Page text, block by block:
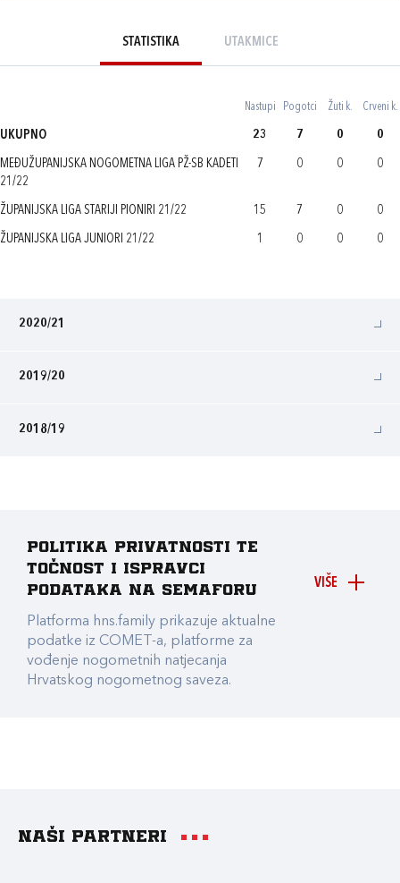
STATISTIKA UTAKMICE
Nastupi Pogotci Žuti k. Crveni k.
UKUPNO 23 7 0 0
MEĐUŽUPANIJSKA NOGOMETNA LIGA PŽ-SB KADETI
21/22
7 0 0 0
ŽUPANIJSKA LIGA STARIJI PIONIRI 21/22 15 7 0 0
ŽUPANIJSKA LIGA JUNIORI 21/22 1 0 0 0
2020/21
2019/20
2018/19
VIŠE
Politika privatnosti te
točnost i ispravci
podataka na Semaforu
Platforma hns.family prikazuje aktualne
podatke iz COMET-a, platforme za
vođenje nogometnih natjecanja
Hrvatskog nogometnog saveza.
Naši partneri